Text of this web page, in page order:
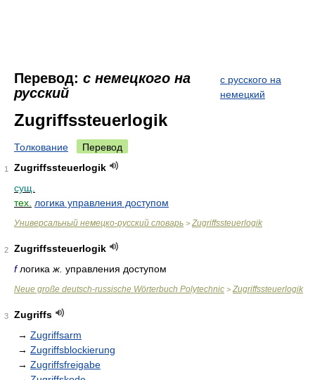
Перевод: с немецкого на
русский
с русского на
немецкий
Zugriffssteuerlogik
Толкование Перевод
1
Zugriffssteuerlogik
сущ.
тех. логика управления доступом
Универсальный немецко-русский словарь > Zugriffssteuerlogik
2
Zugriffssteuerlogik
fлогика ж. управления доступом
Neue große deutsch-russische Wörterbuch Polytechnic > Zugriffssteuerlogik
3
Zugriffs
→ Zugriffsarm
→ Zugriffsblockierung
→ Zugriffsfreigabe